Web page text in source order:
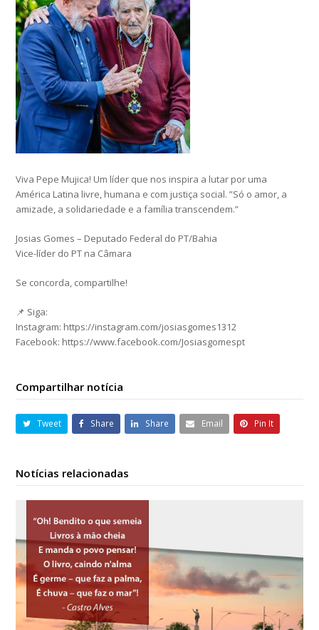
Viva Pepe Mujica! Um líder que nos inspira a lutar por uma
América Latina livre, humana e com justiça social. ”Só o amor, a
amizade, a solidariedade e a família transcendem.”
Josias Gomes – Deputado Federal do PT/Bahia
Vice-líder do PT na Câmara
Se concorda, compartilhe!
📌 Siga:
Instagram: https://instagram.com/josiasgomes1312
Facebook: https://www.facebook.com/Josiasgomespt
Compartilhar notícia
Tweet Share Share Email Pin It
Notícias relacionadas